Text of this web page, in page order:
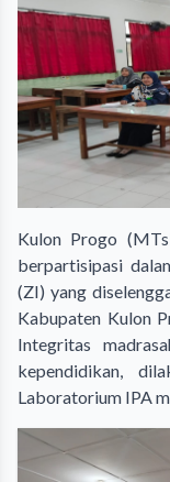
Kulon Progo
berpartisipasi
(ZI) yang
Kabupaten Kulon
Integritas
kependidikan,
Laboratorium IPA